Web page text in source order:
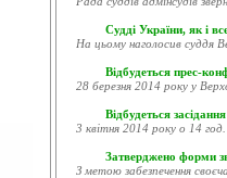
Судді України, як і
На цьому наголосив суддя
Відбудеться прес-
28 березня 2014 року у
Відбудеться
3 квітня 2014 року о 14
Затверджено форми
З метою забезпечення